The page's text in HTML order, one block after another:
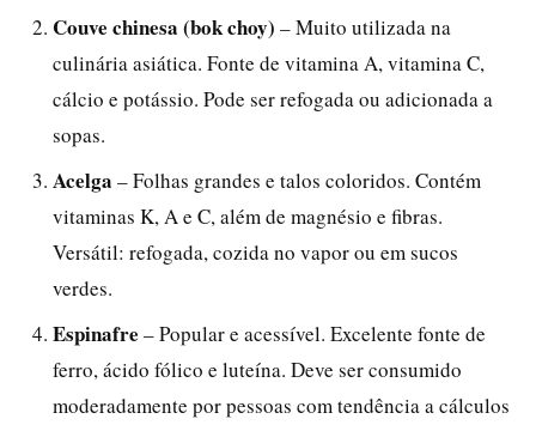
Couve chinesa (bok choy) – Muito utilizada na
culinária asiática. Fonte de vitamina A, vitamina C,
cálcio e potássio. Pode ser refogada ou adicionada a
sopas.
Acelga – Folhas grandes e talos coloridos. Contém
vitaminas K, A e C, além de magnésio e fibras.
Versátil: refogada, cozida no vapor ou em sucos
verdes.
Espinafre – Popular e acessível. Excelente fonte de
ferro, ácido fólico e luteína. Deve ser consumido
moderadamente por pessoas com tendência a cálculos